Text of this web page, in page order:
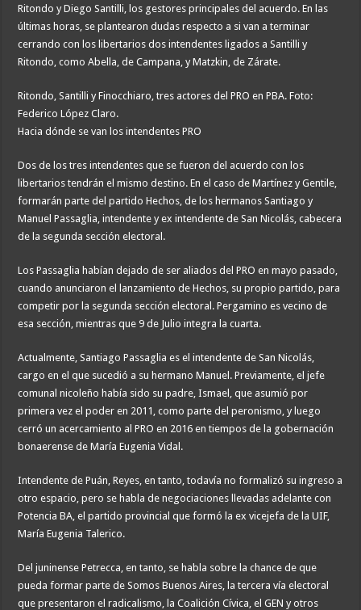
Ritondo y Diego Santilli, los gestores principales del acuerdo. En las
últimas horas, se plantearon dudas respecto a si van a terminar
cerrando con los libertarios dos intendentes ligados a Santilli y
Ritondo, como Abella, de Campana, y Matzkin, de Zárate.
Ritondo, Santilli y Finocchiaro, tres actores del PRO en PBA. Foto:
Federico López Claro.
Hacia dónde se van los intendentes PRO
Dos de los tres intendentes que se fueron del acuerdo con los
libertarios tendrán el mismo destino. En el caso de Martínez y Gentile,
formarán parte del partido Hechos, de los hermanos Santiago y
Manuel Passaglia, intendente y ex intendente de San Nicolás, cabecera
de la segunda sección electoral.
Los Passaglia habían dejado de ser aliados del PRO en mayo pasado,
cuando anunciaron el lanzamiento de Hechos, su propio partido, para
competir por la segunda sección electoral. Pergamino es vecino de
esa sección, mientras que 9 de Julio integra la cuarta.
Actualmente, Santiago Passaglia es el intendente de San Nicolás,
cargo en el que sucedió a su hermano Manuel. Previamente, el jefe
comunal nicoleño había sido su padre, Ismael, que asumió por
primera vez el poder en 2011, como parte del peronismo, y luego
cerró un acercamiento al PRO en 2016 en tiempos de la gobernación
bonaerense de María Eugenia Vidal.
Intendente de Puán, Reyes, en tanto, todavía no formalizó su ingreso a
otro espacio, pero se habla de negociaciones llevadas adelante con
Potencia BA, el partido provincial que formó la ex vicejefa de la UIF,
María Eugenia Talerico.
Del juninense Petrecca, en tanto, se habla sobre la chance de que
pueda formar parte de Somos Buenos Aires, la tercera vía electoral
que presentaron el radicalismo, la Coalición Cívica, el GEN y otros